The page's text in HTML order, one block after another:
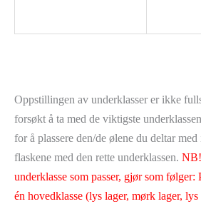
Oppstillingen av underklasser er ikke
forsøkt å ta med de viktigste
for å plassere den/de ølene du deltar
flaskene med den rette underklassen.
underklasse som passer, gjør som følger:
én hovedklasse (lys lager, mørk lager,